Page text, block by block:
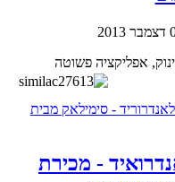
אפליקציה פשוטה
- סימילאק מבית
- מכירת